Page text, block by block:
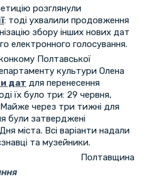
розглянули
: тоді ухвалили продовження
збору інших нових дат
електронного голосування.
Полтавської
культури Олена
дат для перенесення
їх було три: 29 червня,
через три тижні для
були затверджені
міста. Всі варіанти надали
та музейники.
Полтавщина